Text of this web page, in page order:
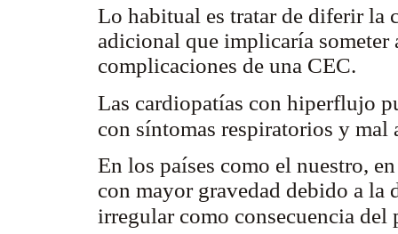
Lo habitual es tratar de diferir la
adicional que implicaría someter
complicaciones de una CEC.
Las cardiopatías con hiperflujo
con síntomas respiratorios y mal
En los países como el nuestro,
con mayor gravedad debido a
irregular como consecuencia